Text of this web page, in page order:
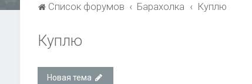
Список форумов Барахолка Куплю
Куплю
Новая тема